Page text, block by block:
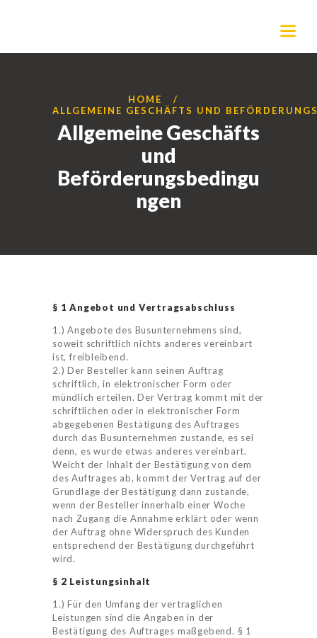
HOME
ALLGEMEINE GESCHÄFTS UND
Allgemeine Geschäfts
und
Beförderungsbedingu
ngen
§ 1 Angebot und Vertragsabschluss
1.) Angebote des Busunternehmens sind,
soweit schriftlich nichts anderes vereinbart
ist, freibleibend.
2.) Der Besteller kann seinen Auftrag
schriftlich, in elektronischer Form oder
mündlich erteilen. Der Vertrag kommt mit der
schriftlichen oder in elektronischer Form
abgegebenen Bestätigung des Auftrages
durch das Busunternehmen zustande, es sei
denn, es wurde etwas anderes vereinbart.
Weicht der Inhalt der Bestätigung von dem
des Auftrages ab, kommt der Vertrag auf der
Grundlage der Bestätigung dann zustande,
wenn der Besteller innerhalb einer Woche
nach Zugang die Annahme erklärt oder wenn
der Auftrag ohne Widerspruch des Kunden
entsprechend der Bestätigung durchgeführt
wird.
§ 2 Leistungsinhalt
1.) Für den Umfang der vertraglichen
Leistungen sind die Angaben in der
Bestätigung des Auftrages maßgebend. § 1